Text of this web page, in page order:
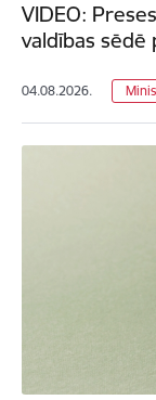
VIDEO:
valdības
04.08.2026.